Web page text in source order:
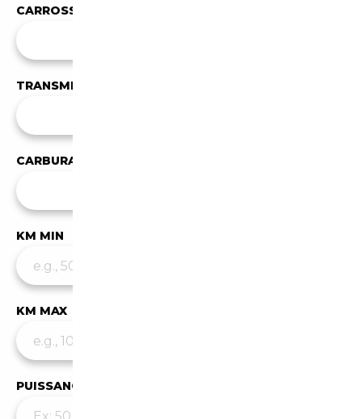
CARROSSERIE
TRANSMISSION
CARBURANT
KM MIN
KM MAX
PUISSANCE MIN